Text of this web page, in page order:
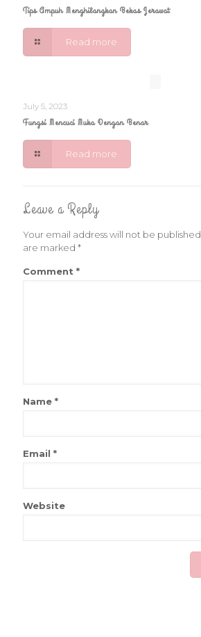
Tips Ampuh Menghilangkan Bekas Jerawat
Read more
July 5, 2023
Fungsi Mencuci Muka Dengan Benar
Read more
Leave a Reply
Your email address will not be published.
are marked *
Comment *
Name *
Email *
Website